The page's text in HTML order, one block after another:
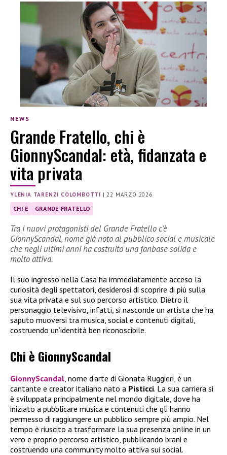
NEWS
Grande Fratello, chi è
GionnyScandal: età, fidanzata e
vita privata
YLENIA TARENZI COLOMBOTTI | 22 MARZO 2026
CHI È GRANDE FRATELLO
Tra i nuovi protagonisti del Grande Fratello c’è
GionnyScandal, nome già noto al pubblico social e musicale
che negli ultimi anni ha costruito una fanbase solida e
molto attiva.
Il suo ingresso nella Casa ha immediatamente acceso la
curiosità degli spettatori, desiderosi di scoprire di più sulla
sua vita privata e sul suo percorso artistico. Dietro il
personaggio televisivo, infatti, si nasconde un artista che ha
saputo muoversi tra musica, social e contenuti digitali,
costruendo un’identità ben riconoscibile.
Chi è GionnyScandal
GionnyScandal , nome d’arte di Gionata Ruggieri, è un
cantante e creator italiano nato a Pisticci. La sua carriera si
è sviluppata principalmente nel mondo digitale, dove ha
iniziato a pubblicare musica e contenuti che gli hanno
permesso di raggiungere un pubblico sempre più ampio. Nel
tempo è riuscito a trasformare la sua presenza online in un
vero e proprio percorso artistico, pubblicando brani e
costruendo una community molto attiva sui social.